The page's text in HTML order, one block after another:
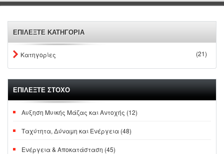
ΕΠΙΛΕΞΤΕ ΚΑΤΗΓΟΡΙΑ
Κατηγορίες (21)
ΕΠΙΛΕΞΤΕ ΣΤΟΧΟ
Αυξηση Μυικής Μάζας και Αντοχής (12)
Ταχύτητα, Δύναμη και Ενέργεια (48)
Ενέργεια & Αποκατάσταση (45)